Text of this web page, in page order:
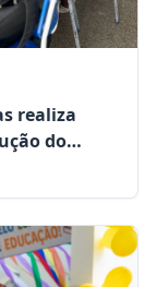
realiza
do